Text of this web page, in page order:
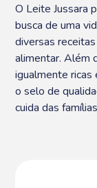
O Leite Jussara
busca de uma
diversas
alimentar. Além
igualmente ricas
o selo de
cuida das